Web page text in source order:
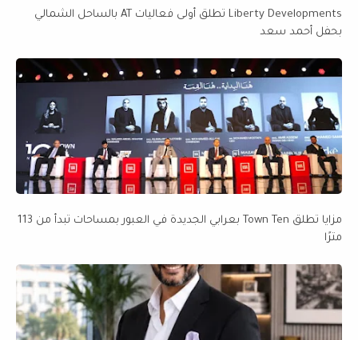
Liberty Developments تطلق أولى فعاليات AT بالساحل الشمالي
بحفل أحمد سعد
مزايا تطلق Town Ten بعرابي الجديدة في العبور بمساحات تبدأ من 113
مترًا